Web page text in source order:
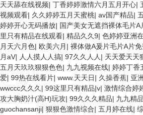
天天舔在线视频| 丁香婷婷激情六月五月开心|
视频观看| 久久婷婷五月天蜜桃| av国产精品|
婷婷开心无码播放| 国产美女无遮挡裸体毛片A
里只有精品在线观看| 精品久久9| 色婷婷亚洲
月天六月色| 欧美六月 | 裸体做A爰片毛片A片
月aV| 人人摸人人搞| 97久久人人 | 天天爱天天
五月天玖玖狠狠色色| 九九视频在线| 婷婷丁香
爱| 99热在线看片| www.天天日| 久操香蕉| 亚
wwccc久久久 | 99这里只有精品|v| 激情综合婷
攻大胸奶汁(高H)玩攻| 99久久久精品| 九九精
guochansanji| 狠狠色激情综合| 五月婷在线|